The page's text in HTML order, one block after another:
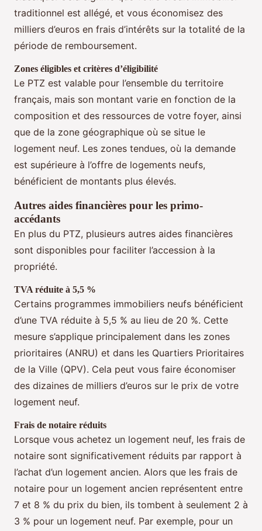
traditionnel est allégé, et vous économisez des
milliers d’euros en frais d’intérêts sur la totalité de la
période de remboursement.
Zones éligibles et critères d’éligibilité
Le PTZ est valable pour l’ensemble du territoire
français, mais son montant varie en fonction de la
composition et des ressources de votre foyer, ainsi
que de la zone géographique où se situe le
logement neuf. Les zones tendues, où la demande
est supérieure à l’offre de logements neufs,
bénéficient de montants plus élevés.
Autres aides financières pour les primo-
accédants
En plus du PTZ, plusieurs autres aides financières
sont disponibles pour faciliter l’accession à la
propriété.
TVA réduite à 5,5 %
Certains programmes immobiliers neufs bénéficient
d’une TVA réduite à 5,5 % au lieu de 20 %. Cette
mesure s’applique principalement dans les zones
prioritaires (ANRU) et dans les Quartiers Prioritaires
de la Ville (QPV). Cela peut vous faire économiser
des dizaines de milliers d’euros sur le prix de votre
logement neuf.
Frais de notaire réduits
Lorsque vous achetez un logement neuf, les frais de
notaire sont significativement réduits par rapport à
l’achat d’un logement ancien. Alors que les frais de
notaire pour un logement ancien représentent entre
7 et 8 % du prix du bien, ils tombent à seulement 2 à
3 % pour un logement neuf. Par exemple, pour un